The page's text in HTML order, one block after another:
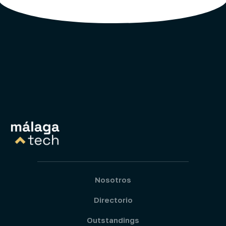
Nosotros
Directorio
Outstandings